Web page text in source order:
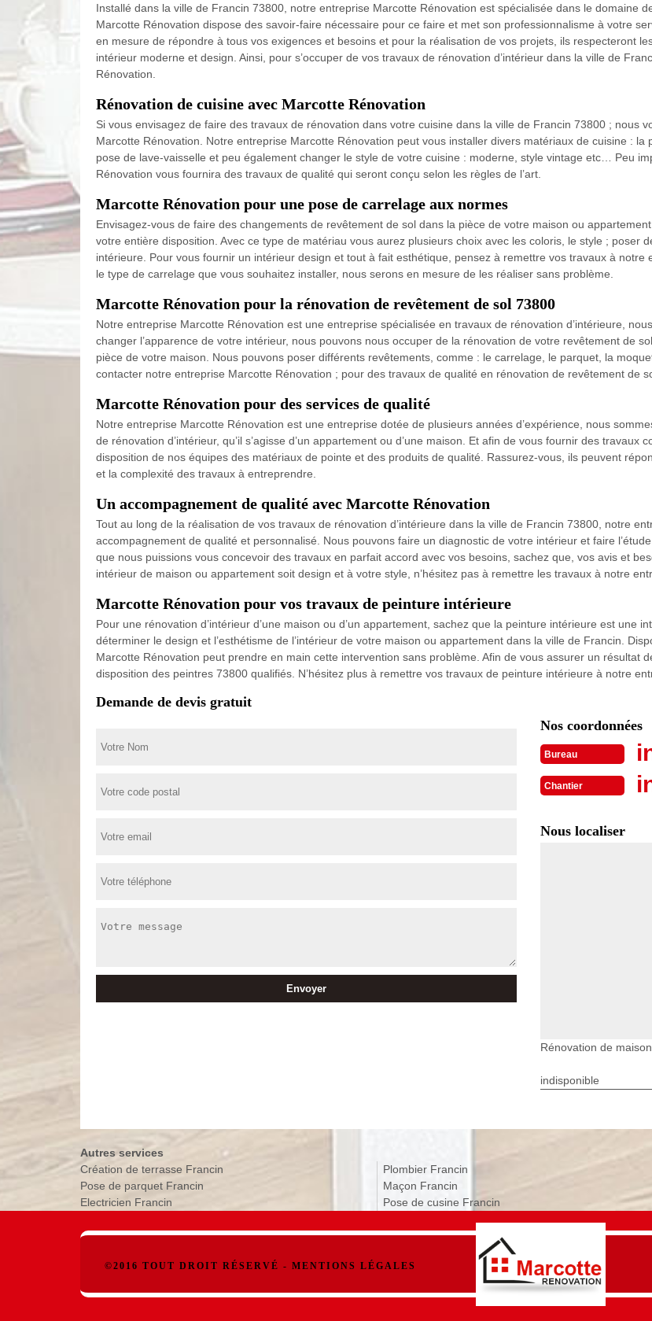
Installé dans la ville de Francin 73800, notre entreprise Marcotte Rénovation est spécialisée dans le domaine
Marcotte Rénovation dispose des savoir-faire nécessaire pour ce faire et met son professionnalisme à votre
en mesure de répondre à tous vos exigences et besoins et pour la réalisation de vos projets, ils respecteront
intérieur moderne et design. Ainsi, pour s’occuper de vos travaux de rénovation d’intérieur dans la ville de
Rénovation.
Rénovation de cuisine avec Marcotte Rénovation
Si vous envisagez de faire des travaux de rénovation dans votre cuisine dans la ville de Francin 73800 ; nous
Marcotte Rénovation. Notre entreprise Marcotte Rénovation peut vous installer divers matériaux de cuisine : la
pose de lave-vaisselle et peu également changer le style de votre cuisine : moderne, style vintage etc… Peu
Rénovation vous fournira des travaux de qualité qui seront conçu selon les règles de l’art.
Marcotte Rénovation pour une pose de carrelage aux normes
Envisagez-vous de faire des changements de revêtement de sol dans la pièce de votre maison ou
votre entière disposition. Avec ce type de matériau vous aurez plusieurs choix avec les coloris, le style ; poser
intérieure. Pour vous fournir un intérieur design et tout à fait esthétique, pensez à remettre vos travaux à
le type de carrelage que vous souhaitez installer, nous serons en mesure de les réaliser sans problème.
Marcotte Rénovation pour la rénovation de revêtement de sol 73800
Notre entreprise Marcotte Rénovation est une entreprise spécialisée en travaux de rénovation d’intérieure,
changer l’apparence de votre intérieur, nous pouvons nous occuper de la rénovation de votre revêtement de
pièce de votre maison. Nous pouvons poser différents revêtements, comme : le carrelage, le parquet, la
contacter notre entreprise Marcotte Rénovation ; pour des travaux de qualité en rénovation de revêtement de
Marcotte Rénovation pour des services de qualité
Notre entreprise Marcotte Rénovation est une entreprise dotée de plusieurs années d’expérience, nous
de rénovation d’intérieur, qu’il s’agisse d’un appartement ou d’une maison. Et afin de vous fournir des
disposition de nos équipes des matériaux de pointe et des produits de qualité. Rassurez-vous, ils peuvent
et la complexité des travaux à entreprendre.
Un accompagnement de qualité avec Marcotte Rénovation
Tout au long de la réalisation de vos travaux de rénovation d’intérieure dans la ville de Francin 73800, notre
accompagnement de qualité et personnalisé. Nous pouvons faire un diagnostic de votre intérieur et faire
que nous puissions vous concevoir des travaux en parfait accord avec vos besoins, sachez que, vos avis et
intérieur de maison ou appartement soit design et à votre style, n’hésitez pas à remettre les travaux à notre
Marcotte Rénovation pour vos travaux de peinture intérieure
Pour une rénovation d’intérieur d’une maison ou d’un appartement, sachez que la peinture intérieure est une
déterminer le design et l’esthétisme de l’intérieur de votre maison ou appartement dans la ville de Francin.
Marcotte Rénovation peut prendre en main cette intervention sans problème. Afin de vous assurer un résultat
disposition des peintres 73800 qualifiés. N’hésitez plus à remettre vos travaux de peinture intérieure à notre
Demande de devis gratuit
Nos coordonnées
Bureau
Chantier
Nous localiser
Rénovation de
indisponible
Autres services
Création de terrasse Francin
Pose de parquet Francin
Electricien Francin
Plombier Francin
Maçon Francin
Pose de cusine Francin
©2016 TOUT DROIT RÉSERVÉ - MENTIONS LÉGALES